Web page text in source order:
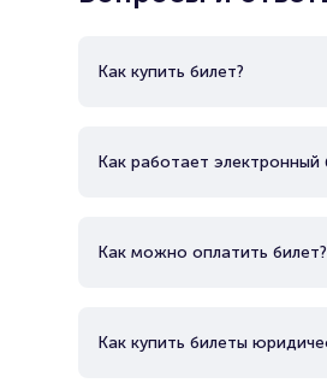
Как купить билет?
Как работает электронный
Как можно оплатить билет?
Как купить билеты